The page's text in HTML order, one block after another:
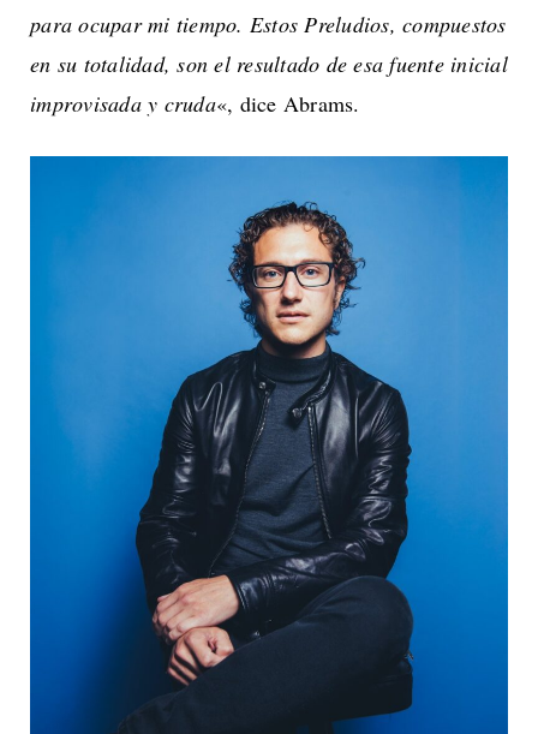
para ocupar mi tiempo. Estos Preludios, compuestos
en su totalidad, son el resultado de esa fuente inicial
improvisada y cruda«, dice Abrams.